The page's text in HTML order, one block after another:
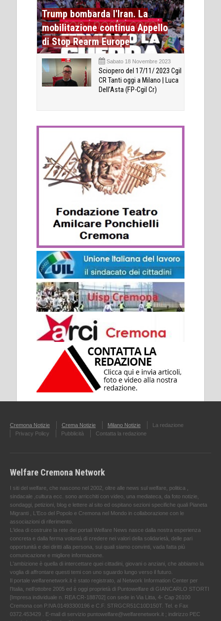
Trump bombarda l'Iran. La
mobilitazione continua Appello
di Stop Rearm Europe
Sabato 18 Novembre 2023
Sciopero del 17/11/ 2023 Cgil
CR Tanti oggi a Milano | Luca
Dell’Asta (FP-Cgil Cr)
Cremona Notizie Crema Notizie Milano Notizie
La redazione
Privacy Policy
Pubblicità Contatta la redazione
Welfare Cremona Network
I siti del welfare, che nascono nel 2002, oltre alle news sul welfare, politica ,
sindacale ,cultura ecc. sono arricchiti con video, una mediateca, da foto notizie,
sondaggi, petizioni, blog e lettere al sito ed ospitano sezioni specifiche quali Pianeta
Migranti , L'Eco del Popolo e Cremona nel Mondo in collaborazione con le
associazioni di riferimento.
L'idea di costruire la rete dei portali Welfare News nasce dalla nostra esperienza
concreta e dalla ferma volontà di credere nei valori della solidarietà, delle pari
opportunità e dei diritti alla persona, sui quali siamo convinti, vada fatta più
comunicazione e migliore informazione.
L'ambizione è quella di intercettare quei cittadini, giovani o anziani, che abbiamo la
voglia di affrontare questi temi con uno sguardo lungo verso il futuro.
Il portale welfarenetwork.it è stato registrato, al Network Information Center per
l'Italia, nell’ottobre 2005 ed è oggi proprietà di Puntowelfare di GIANCARLO STORTI
[Impresa individuale n. REA CR-188702] con sede in Via Litta, 4- Cap 26100
Cremona con P.IVA 01493300196 e C.F. STRGCR51C10D150T. Tel. e Fax
0372.453429 . E-mail di servizio puntowelfare@welfarenetwork.it ; indirizzo PEC